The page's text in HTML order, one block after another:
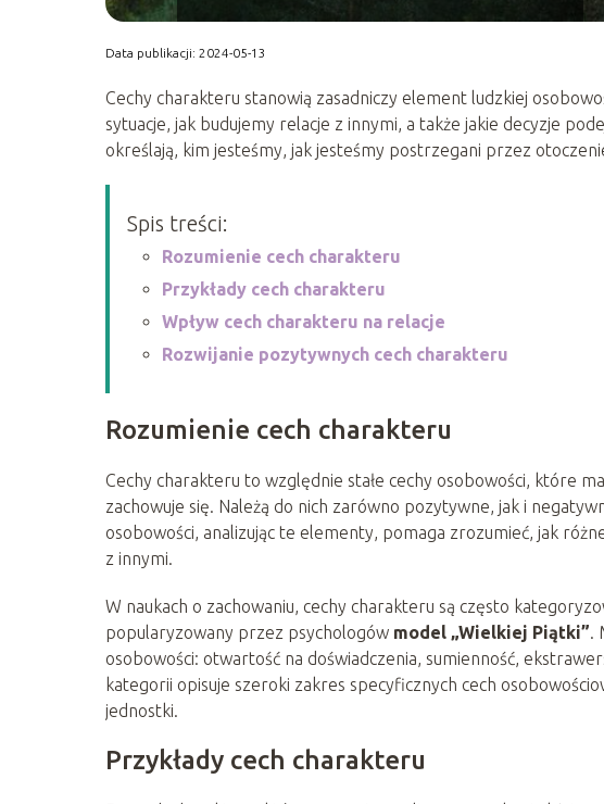
Data publikacji: 2024-05-13
Cechy charakteru stanowią zasadniczy element ludzkiej
sytuacje, jak budujemy relacje z innymi, a także jakie decyzje
określają, kim jesteśmy, jak jesteśmy postrzegani przez
Spis treści:
Rozumienie cech charakteru
Przykłady cech charakteru
Wpływ cech charakteru na relacje
Rozwijanie pozytywnych cech charakteru
Rozumienie cech charakteru
Cechy charakteru to względnie stałe cechy osobowości, które
zachowuje się. Należą do nich zarówno pozytywne, jak i
osobowości, analizując te elementy, pomaga zrozumieć, jak
z innymi.
W naukach o zachowaniu, cechy charakteru są często
popularyzowany przez psychologów model „Wielkiej Piątki”
osobowości: otwartość na doświadczenia, sumienność,
kategorii opisuje szeroki zakres specyficznych cech
jednostki.
Przykłady cech charakteru